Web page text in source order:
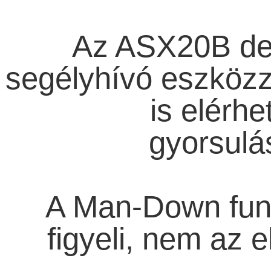
Az ASX20B
segélyhívó
is
A Man-Down
figyeli, nem az